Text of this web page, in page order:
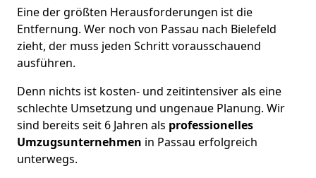
Eine der größten Herausforderungen ist die
Entfernung. Wer noch von Passau nach Bielefeld
zieht, der muss jeden Schritt vorausschauend
ausführen.
Denn nichts ist kosten- und zeitintensiver als eine
schlechte Umsetzung und ungenaue Planung. Wir
sind bereits seit 6 Jahren als professionelles
Umzugsunternehmen in Passau erfolgreich
unterwegs.